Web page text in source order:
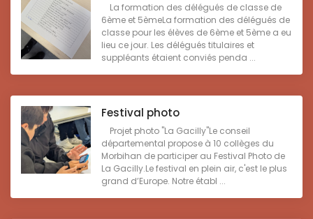
La formation des délégués de classe de
6ème et 5èmeLa formation des délégués de
classe pour les élèves de 6ème et 5ème a eu
lieu ce jour. Les délégués titulaires et
suppléants étaient conviés penda ...
Festival photo
Projet photo "La Gacilly"Le conseil
départemental propose à 10 collèges du
Morbihan de participer au Festival Photo de
La Gacilly.Le festival en plein air, c'est le plus
grand d’Europe. Notre établ ...